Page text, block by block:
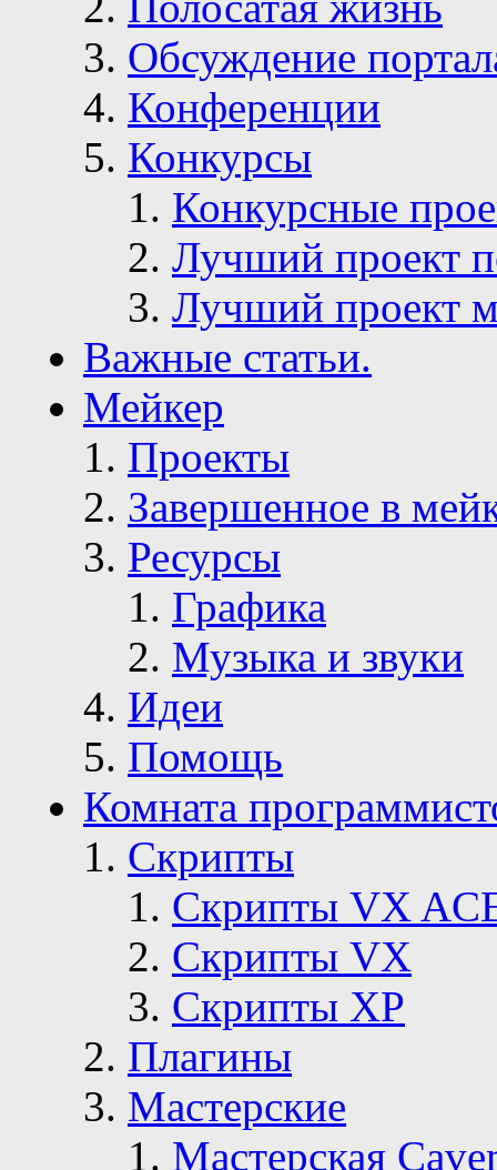
Обсуждение
Конференции
Конкурсы
Конкурсные
Лучший проект
Лучший проект
Важные статьи.
Мейкер
Проекты
Завершенное в
Ресурсы
Графика
Музыка и звуки
Идеи
Помощь
Комната
Скрипты
Скрипты VX
Скрипты VX
Скрипты ХР
Плагины
Мастерские
Мастерская